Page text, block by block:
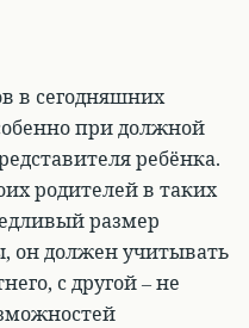
в сегодняшних
при должной
ребёнка.
родителей в таких
размер
он должен учитывать
с другой – не